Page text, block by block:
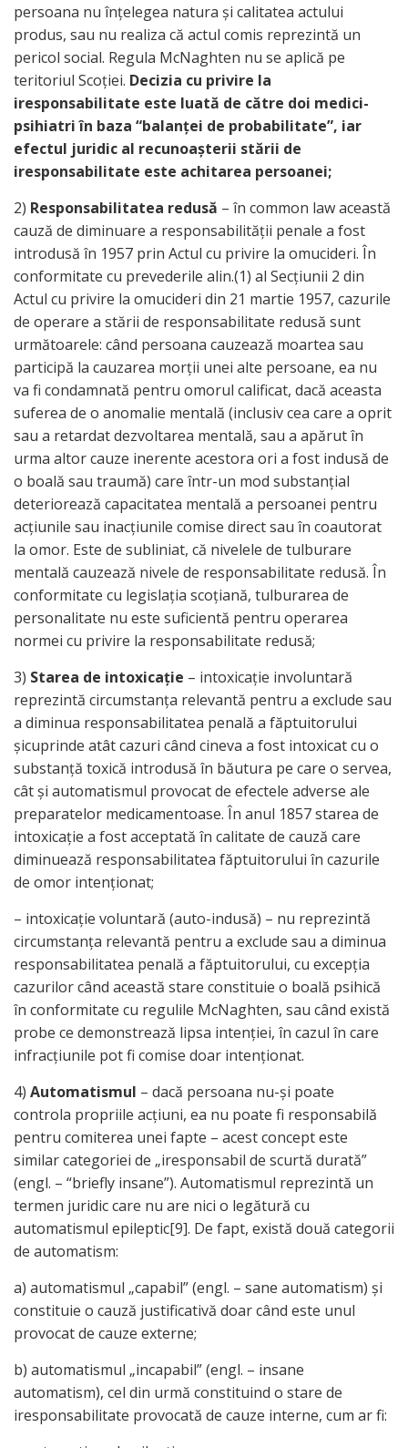
persoana nu înţelegea natura şi calitatea actului
produs, sau nu realiza că actul comis reprezintă un
pericol social. Regula McNaghten nu se aplică pe
teritoriul Scoţiei. Decizia cu privire la
iresponsabilitate este luată de către doi medici-
psihiatri în baza “balanţei de probabilitate”, iar
efectul juridic al recunoaşterii stării de
iresponsabilitate este achitarea persoanei;
2) Responsabilitatea redusă – în common law această
cauză de diminuare a responsabilităţii penale a fost
introdusă în 1957 prin Actul cu privire la omucideri. În
conformitate cu prevederile alin.(1) al Secţiunii 2 din
Actul cu privire la omucideri din 21 martie 1957, cazurile
de operare a stării de responsabilitate redusă sunt
următoarele: când persoana cauzează moartea sau
participă la cauzarea morţii unei alte persoane, ea nu
va fi condamnată pentru omorul calificat, dacă aceasta
suferea de o anomalie mentală (inclusiv cea care a oprit
sau a retardat dezvoltarea mentală, sau a apărut în
urma altor cauze inerente acestora ori a fost indusă de
o boală sau traumă) care într-un mod substanţial
deteriorează capacitatea mentală a persoanei pentru
acţiunile sau inacţiunile comise direct sau în coautorat
la omor. Este de subliniat, că nivelele de tulburare
mentală cauzează nivele de responsabilitate redusă. În
conformitate cu legislaţia scoţiană, tulburarea de
personalitate nu este suficientă pentru operarea
normei cu privire la responsabilitate redusă;
3) Starea de intoxicaţie – intoxicaţie involuntară
reprezintă circumstanţa relevantă pentru a exclude sau
a diminua responsabilitatea penală a făptuitorului
şicuprinde atât cazuri când cineva a fost intoxicat cu o
substanţă toxică introdusă în băutura pe care o servea,
cât şi automatismul provocat de efectele adverse ale
preparatelor medicamentoase. În anul 1857 starea de
intoxicaţie a fost acceptată în calitate de cauză care
diminuează responsabilitatea făptuitorului în cazurile
de omor intenţionat;
– intoxicaţie voluntară (auto-indusă) – nu reprezintă
circumstanţa relevantă pentru a exclude sau a diminua
responsabilitatea penală a făptuitorului, cu excepţia
cazurilor când această stare constituie o boală psihică
în conformitate cu regulile McNaghten, sau când există
probe ce demonstrează lipsa intenţiei, în cazul în care
infracţiunile pot fi comise doar intenţionat.
4) Automatismul – dacă persoana nu-şi poate
controla propriile acţiuni, ea nu poate fi responsabilă
pentru comiterea unei fapte – acest concept este
similar categoriei de „iresponsabil de scurtă durată”
(engl. – “briefly insane”). Automatismul reprezintă un
termen juridic care nu are nici o legătură cu
automatismul epileptic[9]. De fapt, există două categorii
de automatism:
a) automatismul „capabil” (engl. – sane automatism) şi
constituie o cauză justificativă doar când este unul
provocat de cauze externe;
b) automatismul „incapabil” (engl. – insane
automatism), cel din urmă constituind o stare de
iresponsabilitate provocată de cauze interne, cum ar fi: